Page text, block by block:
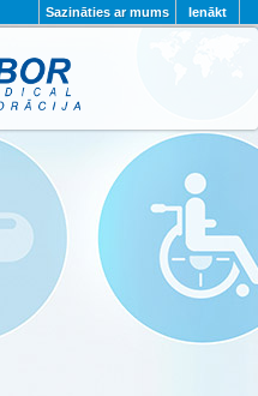
Ienākt
Sazināties ar mums
KONTAKTI